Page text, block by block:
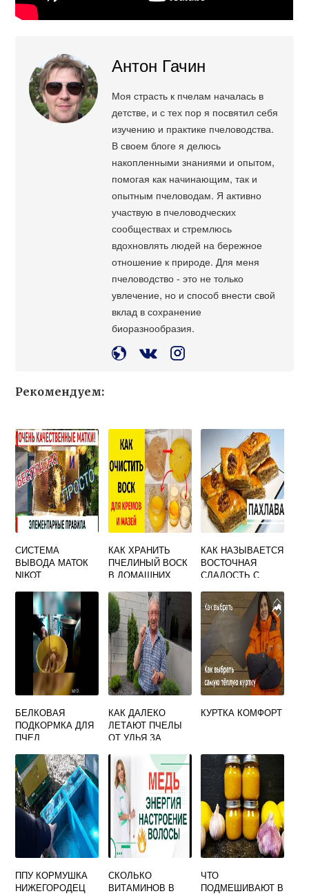
Антон Гачин
Моя страсть к пчелам началась в
детстве, и с тех пор я посвятил себя
изучению и практике пчеловодства.
В своем блоге я делюсь
накопленными знаниями и опытом,
помогая как начинающим, так и
опытным пчеловодам. Я активно
участвую в пчеловодческих
сообществах и стремлюсь
вдохновлять людей на бережное
отношение к природе. Для меня
пчеловодство - это не только
увлечение, но и способ внести свой
вклад в сохранение
биоразнообразия.
Рекомендуем:
СИСТЕМА
ВЫВОДА МАТОК
NIKOT
КАК ХРАНИТЬ
ПЧЕЛИНЫЙ ВОСК
В ДОМАШНИХ
КАК НАЗЫВАЕТСЯ
ВОСТОЧНАЯ
СЛАДОСТЬ С
МЕДОМ
БЕЛКОВАЯ
ПОДКОРМКА ДЛЯ
ПЧЕЛ
КАК ДАЛЕКО
ЛЕТАЮТ ПЧЕЛЫ
ОТ УЛЬЯ ЗА
КУРТКА КОМФОРТ
ППУ КОРМУШКА
НИЖЕГОРОДЕЦ
СКОЛЬКО
ВИТАМИНОВ В
ЧТО
ПОДМЕШИВАЮТ В